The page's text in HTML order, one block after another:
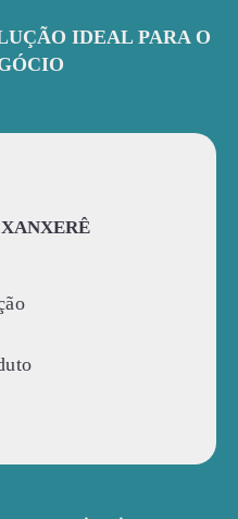
IDEAL PARA O